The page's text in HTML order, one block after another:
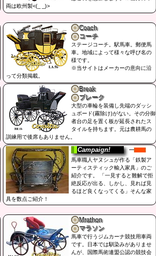
両は欧州製<(_ _)>
Coach
コーチ
ステージコーチ。駅馬車。郵便馬
車。地域によって様々な呼び名の
様です。
※当サイトはメーカーの意向に沿
って分類掲載。
Break
ブレーク
大型の車輪を装備し先端のダッシ
ュボード(霧除け)がない。その分御
者台の足を置く板が延長されたス
タイルを持ちます。元は農耕馬の
訓練用で後席もありません。
Campaign!
馬車職人ヤヌシュが作る「鉄製ア
ーティスティック輸入家具」のご
紹介です。 「一見すると難解で拒
絶反応が出る、しかし、見れば見
るほど良くなってくる」そんな家
具を数点ご紹介！
Mrathon
マラソン
馬車で行うジムカーナ競技用車両
です。日本では馴染みがありませ
んが、国際馬術連盟公認の競技会